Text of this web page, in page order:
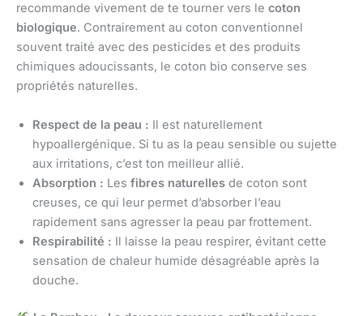
recommande vivement de te tourner vers le coton
biologique. Contrairement au coton conventionnel
souvent traité avec des pesticides et des produits
chimiques adoucissants, le coton bio conserve ses
propriétés naturelles.
Respect de la peau : Il est naturellement
hypoallergénique. Si tu as la peau sensible ou sujette
aux irritations, c’est ton meilleur allié.
Absorption : Les fibres naturelles de coton sont
creuses, ce qui leur permet d’absorber l’eau
rapidement sans agresser la peau par frottement.
Respirabilité : Il laisse la peau respirer, évitant cette
sensation de chaleur humide désagréable après la
douche.